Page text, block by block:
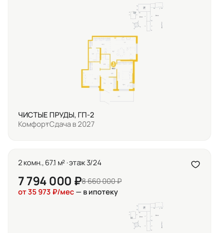
ЧИСТЫЕ ПРУДЫ, ГП-2
КомфортСдача в 2027
2 комн., 67.1 м² · этаж 3/24
7 794 000 ₽8 660 000 ₽
от 35 973 ₽/мес — в ипотеку